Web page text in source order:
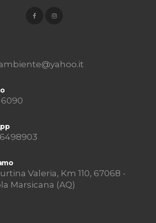
Valeria, Km 110, 67068 -
Marsicana (AQ)